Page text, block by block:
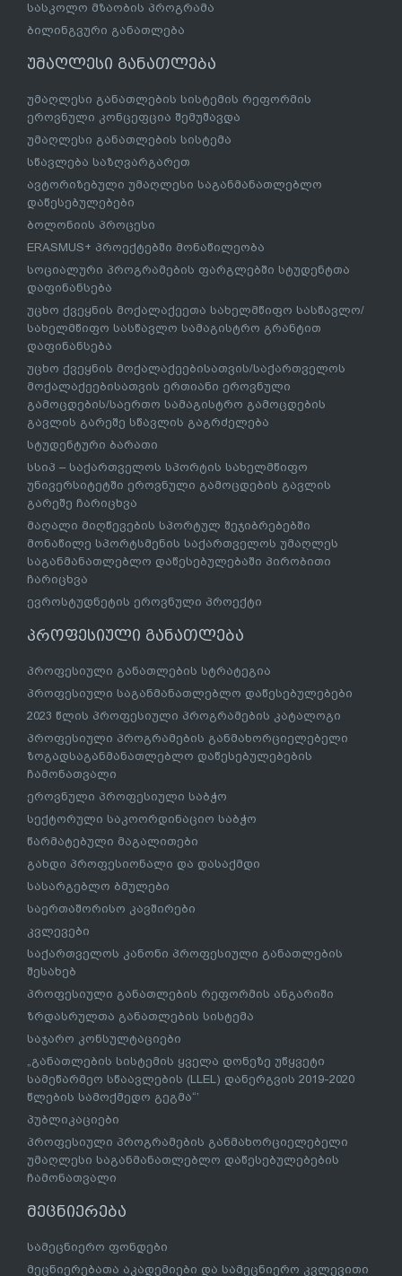
სასკოლო მზაობის პროგრამა
ბილინგვური განათლება
უმაღლესი განათლება
უმაღლესი განათლების სისტემის რეფორმის
ეროვნული კონცეფცია შემუშავდა
უმაღლესი განათლების სისტემა
სწავლება საზღვარგარეთ
ავტორიზებული უმაღლესი საგანმანათლებლო
დაწესებულებები
ბოლონიის პროცესი
ERASMUS+ პროექტებში მონაწილეობა
სოციალური პროგრამების ფარგლებში სტუდენტთა
დაფინანსება
უცხო ქვეყნის მოქალაქეეთა სახელმწიფო სასწავლო/
სახელმწიფო სასწავლო სამაგისტრო გრანტით
დაფინანსება
უცხო ქვეყნის მოქალაქეებისათვის/საქართველოს
მოქალაქეებისათვის ერთიანი ეროვნული
გამოცდების/საერთო სამაგისტრო გამოცდების
გავლის გარეშე სწავლის გაგრძელება
სტუდენტური ბარათი
სსიპ – საქართველოს სპორტის სახელმწიფო
უნივერსიტეტში ეროვნული გამოცდების გავლის
გარეშე ჩარიცხვა
მაღალი მიღწევების სპორტულ შეჯიბრებებში
მონაწილე სპორტსმენის საქართველოს უმაღლეს
საგანმანათლებლო დაწესებულებაში პირობითი
ჩარიცხვა
ევროსტუდნეტის ეროვნული პროექტი
პროფესიული განათლება
პროფესიული განათლების სტრატეგია
პროფესიული საგანმანათლებლო დაწესებულებები
2023 წლის პროფესიული პროგრამების კატალოგი
პროფესიული პროგრამების განმახორციელებელი
ზოგადსაგანმანათლებლო დაწესებულებების
ჩამონათვალი
ეროვნული პროფესიული საბჭო
სექტორული საკოორდინაციო საბჭო
წარმატებული მაგალითები
გახდი პროფესიონალი და დასაქმდი
სასარგებლო ბმულები
საერთაშორისო კავშირები
კვლევები
საქართველოს კანონი პროფესიული განათლების
შესახებ
პროფესიული განათლების რეფორმის ანგარიში
ზრდასრულთა განათლების სისტემა
საჯარო კონსულტაციები
„განათლების სისტემის ყველა დონეზე უწყვეტი
სამეწარმეო სწაავლების (LLEL) დანერგვის 2019-2020
წლების სამოქმედო გეგმა“’
პუბლიკაციები
პროფესიული პროგრამების განმახორციელებელი
უმაღლესი საგანმანათლებლო დაწესებულებების
ჩამონათვალი
მეცნიერება
სამეცნიერო ფონდები
მეცნიერებათა აკადემიები და სამეცნიერო კვლევითი